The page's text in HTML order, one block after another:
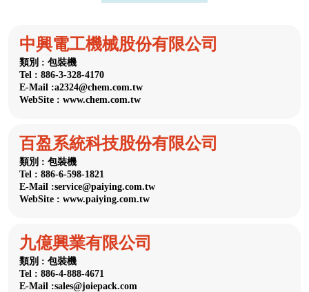
中興電工機械股份有限公司
類別 : 包裝機
Tel : 886-3-328-4170
E-Mail :a2324@chem.com.tw
WebSite : www.chem.com.tw
百盈系統科技股份有限公司
類別 : 包裝機
Tel : 886-6-598-1821
E-Mail :service@paiying.com.tw
WebSite : www.paiying.com.tw
九億興業有限公司
類別 : 包裝機
Tel : 886-4-888-4671
E-Mail :sales@joiepack.com